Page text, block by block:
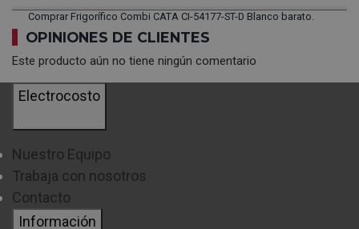
Comprar Frigorífico Combi CATA CI-54177-ST-D Blanco barato.
OPINIONES DE CLIENTES
Este producto aún no tiene ningún comentario
Electrocosto
Nuestro Equipo
Trabaja con nosotros
Contacto
Información